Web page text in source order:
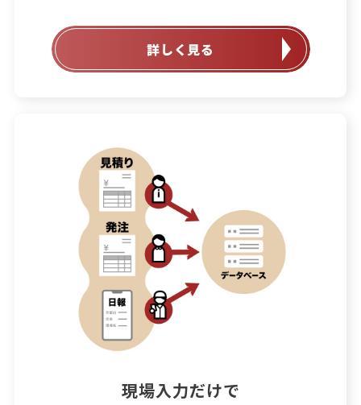
詳しく見る
現場入力だけで